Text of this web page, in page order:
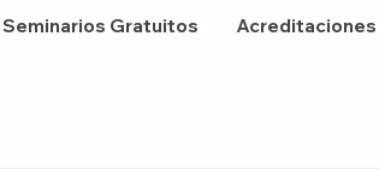
Seminarios Gratuitos Acreditaciones